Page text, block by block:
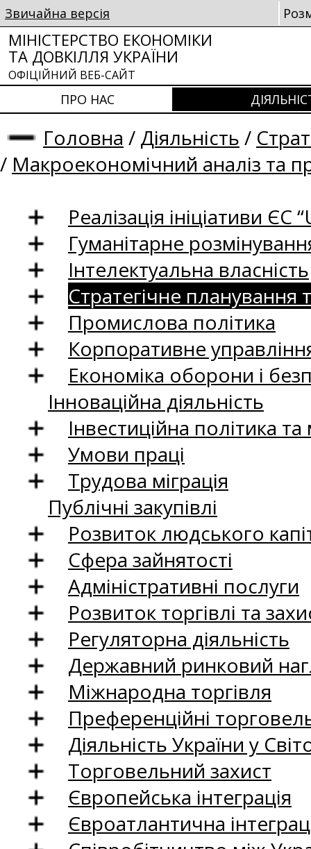
Звичайна версія
МІНІСТЕРСТВО ЕКОНОМІКИ
ТА ДОВКІЛЛЯ УКРАЇНИ
ОФІЦІЙНИЙ ВЕБ-САЙТ
ПРО НАС
Головна / Діяльність /
/ Макроекономічний аналіз та
Реалізація ініціативи ЄС
Гуманітарне
Інтелектуальна власність
Стратегічне
Промислова політика
Корпоративне
Економіка оборони і
Інноваційна діяльність
Інвестиційна політика
Умови праці
Трудова міграція
Публічні закупівлі
Розвиток людського
Сфера зайнятості
Адміністративні послуги
Розвиток торгівлі та
Регуляторна діяльність
Державний ринковий
Міжнародна торгівля
Преференційні
Діяльність України у
Торговельний захист
Європейська інтеграція
Євроатлантична